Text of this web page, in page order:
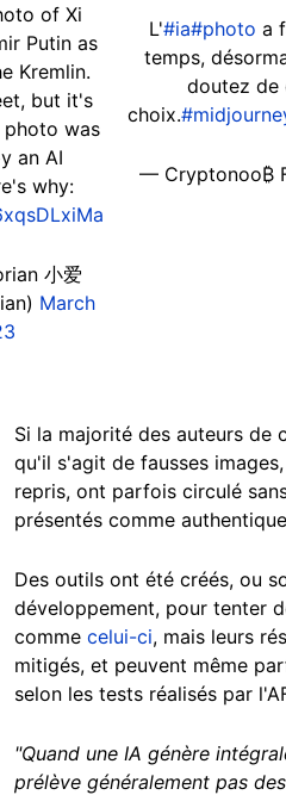
of Xi
Putin as
Kremlin.
but it's
was
an AI
why:
小爱
March
L'#ia#photo a
temps,
doutez de
choix.
— Cryptonoo₿
Si la majorité des auteurs de
qu'il s'agit de fausses
repris, ont parfois circulé
présentés comme
Des outils ont été créés, ou
développement, pour tenter
comme celui-ci, mais leurs
mitigés, et peuvent même
selon les tests réalisés par
"Quand une IA génère
prélève généralement pas